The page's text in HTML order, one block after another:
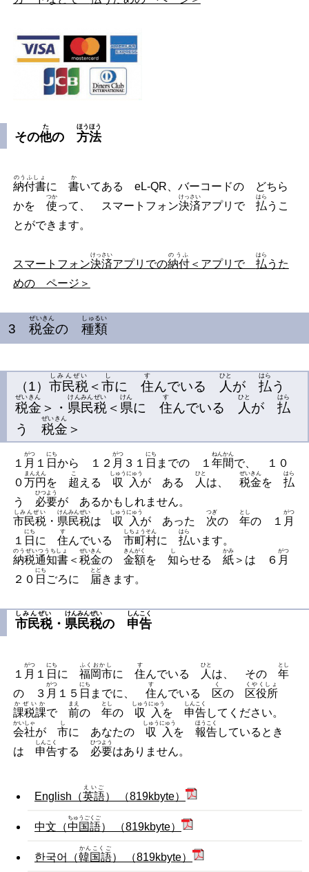
その他
た
の方法
ほうほう
納付書
のうふしょ
に 書
か
いてある eL-QR、バーコードの どちら
かを 使
つか
って、 スマートフォン決済
けっさい
アプリで 払
はら
うこ
とができます。
スマートフォン決済
けっさい
アプリでの納付
のうふ
＜アプリで 払
はら
うた
めの ページ＞
3税金
ぜいきん
の種類
しゅるい
（1） 市民税
しみんぜい
＜市
し
に 住
す
んでいる 人
ひと
が 払
はら
う
税金
ぜいきん
＞・ 県民税
けんみんぜい
＜ 県
けん
に 住
す
んでいる 人
ひと
が 払
はら
う 税金
ぜいきん
＞
１ 月
がつ
１ 日
にち
から １２ 月
がつ
３１ 日
にち
までの １ 年間
ねんかん
で、 １０
０万円
まんえん
を 超
こ
える 収入
しゅうにゅう
が ある 人
ひと
は、 税金
ぜいきん
を 払
はら
う 必要
ひつよう
が あるかもしれません。
市民税
しみんぜい
・ 県民税
けんみんぜい
は 収入
しゅうにゅう
が あった 次
つぎ
の 年
とし
の １ 月
がつ
１ 日
にち
に 住
す
んでいる 市町村
しちょうそん
に 払
はら
います。
納税通知書
のうぜいつうちしょ
＜ 税金
ぜいきん
の 金額
きんがく
を 知
し
らせる 紙
かみ
＞は ６ 月
がつ
２０ 日
にち
ごろに 届
とど
きます。
市民税
しみんぜい
・ 県民税
けんみんぜい
の 申告
しんこく
１ 月
がつ
１ 日
にち
に 福岡市
ふくおかし
に 住
す
んでいる 人
ひと
は、 その 年
とし
の ３ 月
がつ
１５ 日
にち
までに、 住
す
んでいる 区
く
の 区役所
くやくしょ
課税課
かぜいか
で 前
まえ
の 年
とし
の 収入
しゅうにゅう
を 申告
しんこく
してください。
会社
かいしゃ
が 市
し
に あなたの 収入
しゅうにゅう
を 報告
ほうこく
しているとき
は 申告
しんこく
する 必要
ひつよう
はありません。
English（英語
えいご
） （819kbyte）
中文（中国語
ちゅうごくご
） （819kbyte）
한국어（韓国語
かんこくご
） （819kbyte）